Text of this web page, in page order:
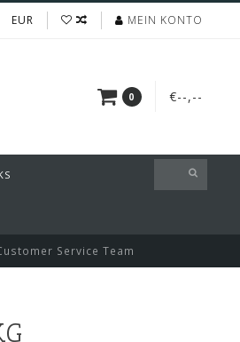
EUR MEIN KONTO
0 €--,--
Service Team